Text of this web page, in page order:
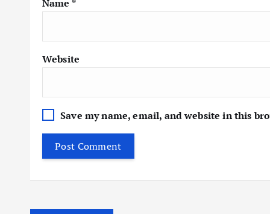
Name *
Website
Save my name, email, and website in this